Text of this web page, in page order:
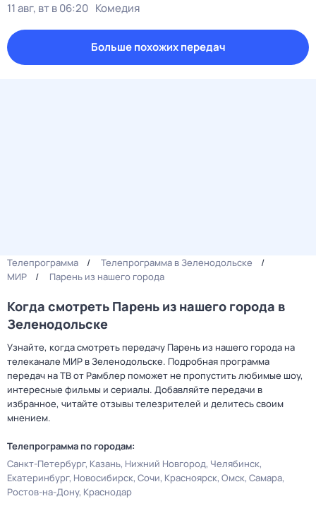
11 авг, вт в 06:20 Комедия
Больше похожих передач
Телепрограмма
Телепрограмма в Зеленодольске
МИР
Парень из нашего города
Когда смотреть Парень из нашего города в
Зеленодольске
Узнайте, когда смотреть передачу Парень из нашего города на
телеканале МИР в Зеленодольске. Подробная программа
передач на ТВ от Рамблер поможет не пропустить любимые шоу,
интересные фильмы и сериалы. Добавляйте передачи в
избранное, читайте отзывы телезрителей и делитесь своим
мнением.
Телепрограмма по городам:
Санкт-Петербург Казань Нижний Новгород Челябинск
Екатеринбург Новосибирск Сочи Красноярск Омск Самара
Ростов-на-Дону Краснодар